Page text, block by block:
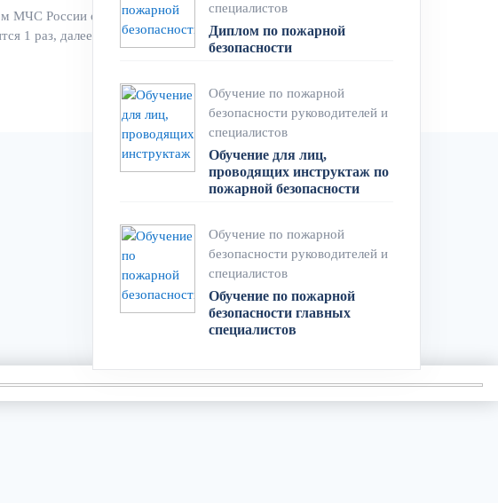
специалистов
Диплом по пожарной
безопасности
Обучение по пожарной
безопасности руководителей и
специалистов
Обучение для лиц,
проводящих инструктаж по
пожарной безопасности
Обучение по пожарной
безопасности руководителей и
специалистов
Обучение по пожарной
безопасности главных
специалистов
МЧС России от 05.09.2021 № 596) должны те
1 раз, далее следует повышение квалификации. Сроки